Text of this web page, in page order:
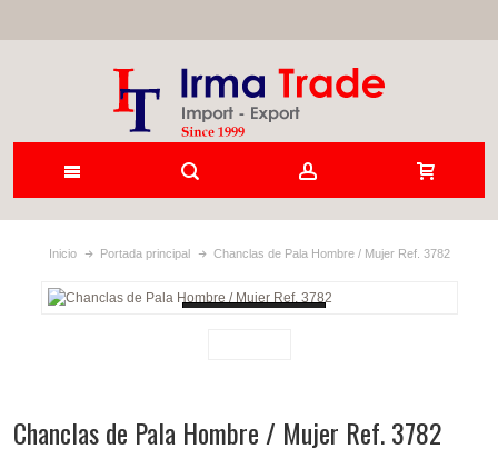
Inicio Portada principal Chanclas de Pala Hombre / Mujer Ref. 3782
Chanclas de Pala Hombre / Mujer Ref. 3782